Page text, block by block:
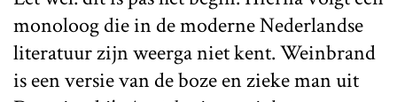
monoloog die in de moderne Nederlandse
literatuur zijn weerga niet kent. Weinbrand
is een versie van de boze en zieke man uit